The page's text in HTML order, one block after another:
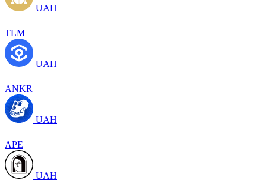
UAH
TLM
UAH
ANKR
UAH
APE
UAH